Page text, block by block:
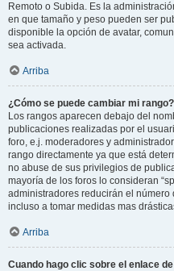
Remoto o Subida. Es la
en que tamaño y peso pueden ser
disponible la opción de avatar,
sea activada.
Arriba
¿Cómo se puede cambiar mi rango?
Los rangos aparecen debajo del
publicaciones realizadas por el
foro, e.j. moderadores y
rango directamente ya que está
no abuse de sus privilegios de
mayoría de los foros lo consideran
administradores reducirán el
incluso a tomar medidas mas
Arriba
Cuando hago clic sobre el enlace